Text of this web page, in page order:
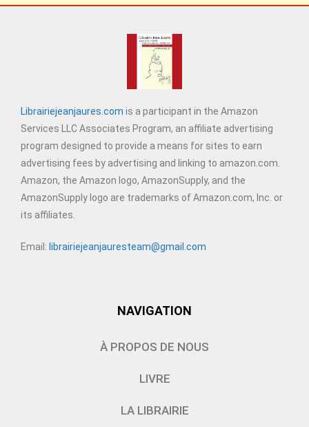
Librairiejeanjaures.com is a participant in the Amazon
Services LLC Associates Program, an affiliate advertising
program designed to provide a means for sites to earn
advertising fees by advertising and linking to amazon.com.
Amazon, the Amazon logo, AmazonSupply, and the
AmazonSupply logo are trademarks of Amazon.com, Inc. or
its affiliates.
Email: librairiejeanjauresteam@gmail.com
NAVIGATION
À PROPOS DE NOUS
LIVRE
LA LIBRAIRIE